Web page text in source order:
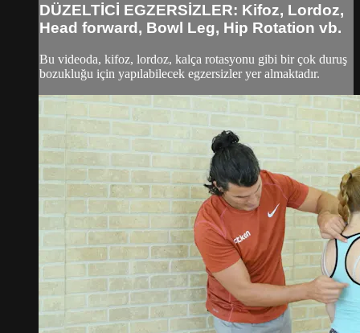
DÜZELTİCİ EGZERSİZLER: Kifoz, Lordoz,
Head forward, Bowl Leg, Hip Rotation vb.
Bu videoda, kifoz, lordoz, kalça rotasyonu gibi bir çok duruş
bozukluğu için yapılabilecek egzersizler yer almaktadır.